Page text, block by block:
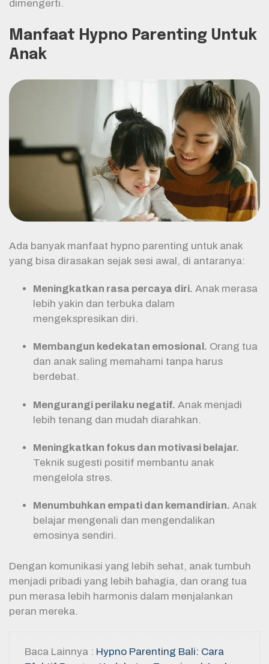
dimengerti.
Manfaat Hypno Parenting Untuk
Anak
Ada banyak manfaat hypno parenting untuk anak
yang bisa dirasakan sejak sesi awal, di antaranya:
Meningkatkan rasa percaya diri. Anak merasa
lebih yakin dan terbuka dalam
mengekspresikan diri.
Membangun kedekatan emosional. Orang tua
dan anak saling memahami tanpa harus
berdebat.
Mengurangi perilaku negatif. Anak menjadi
lebih tenang dan mudah diarahkan.
Meningkatkan fokus dan motivasi belajar.
Teknik sugesti positif membantu anak
mengelola stres.
Menumbuhkan empati dan kemandirian. Anak
belajar mengenali dan mengendalikan
emosinya sendiri.
Dengan komunikasi yang lebih sehat, anak tumbuh
menjadi pribadi yang lebih bahagia, dan orang tua
pun merasa lebih harmonis dalam menjalankan
peran mereka.
Baca Lainnya : Hypno Parenting Bali: Cara